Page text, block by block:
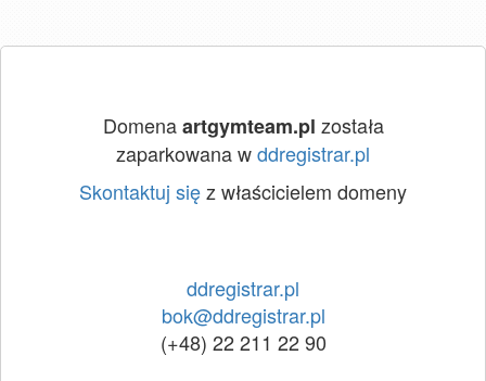
Domenaartgymteam.pl została
zaparkowana wddregistrar.pl
Skontaktuj sięz właścicielem domeny
ddregistrar.pl
bok@ddregistrar.pl
(+48) 22 211 22 90